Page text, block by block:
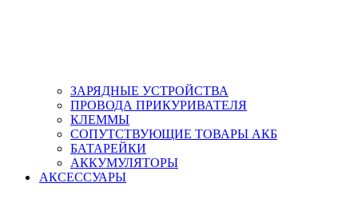
ЗАРЯДНЫЕ УСТРОЙСТВА
ПРОВОДА ПРИКУРИВАТЕЛЯ
КЛЕММЫ
СОПУТСТВУЮЩИЕ ТОВАРЫ АКБ
БАТАРЕЙКИ
АККУМУЛЯТОРЫ
АКСЕСCУАРЫ